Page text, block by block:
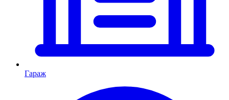
Гараж